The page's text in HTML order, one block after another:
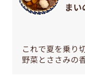
ま
これで夏を乗り
野菜とささみの